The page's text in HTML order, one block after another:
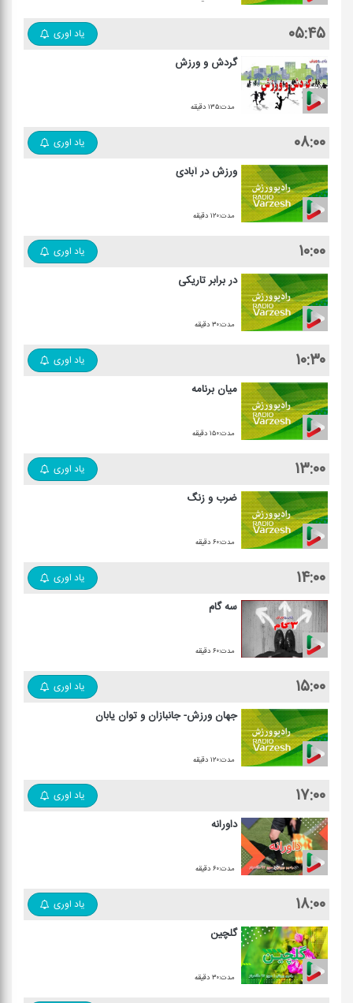
۰۵:۴۵ یاد اوری
گردش و ورزش
مدت:۱۳۵ دقیقه
۰۸:۰۰ یاد اوری
ورزش در آبادی
مدت:۱۲۰ دقیقه
۱۰:۰۰ یاد اوری
در برابر تاریكی
مدت:۳۰ دقیقه
۱۰:۳۰ یاد اوری
میان برنامه
مدت:۱۵۰ دقیقه
۱۳:۰۰ یاد اوری
ضرب و زنگ
مدت:۶۰ دقیقه
۱۴:۰۰ یاد اوری
سه گام
مدت:۶۰ دقیقه
۱۵:۰۰ یاد اوری
جهان ورزش- جانبازان و توان یابان
مدت:۱۲۰ دقیقه
۱۷:۰۰ یاد اوری
داورانه
مدت:۶۰ دقیقه
۱۸:۰۰ یاد اوری
گلچین
مدت:۳۰ دقیقه